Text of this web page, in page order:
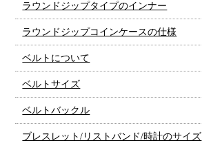
ラウンドジップタイプのインナー
ラウンドジップコインケースの仕様
ベルトについて
ベルトサイズ
ベルトバックル
ブレスレット/リストバンド/時計のサイズ